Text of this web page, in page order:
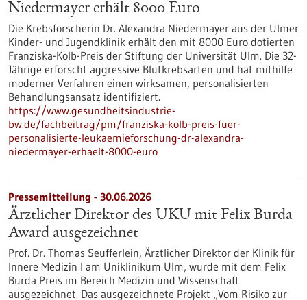
Niedermayer erhält 8000 Euro
Die Krebsforscherin Dr. Alexandra Niedermayer aus der Ulmer
Kinder- und Jugendklinik erhält den mit 8000 Euro dotierten
Franziska-Kolb-Preis der Stiftung der Universität Ulm. Die 32-
Jährige erforscht aggressive Blutkrebsarten und hat mithilfe
moderner Verfahren einen wirksamen, personalisierten
Behandlungsansatz identifiziert.
https://www.gesundheitsindustrie-
bw.de/fachbeitrag/pm/franziska-kolb-preis-fuer-
personalisierte-leukaemieforschung-dr-alexandra-
niedermayer-erhaelt-8000-euro
Pressemitteilung - 30.06.2026
Ärztlicher Direktor des UKU mit Felix Burda
Award ausgezeichnet
Prof. Dr. Thomas Seufferlein, Ärztlicher Direktor der Klinik für
Innere Medizin I am Uniklinikum Ulm, wurde mit dem Felix
Burda Preis im Bereich Medizin und Wissenschaft
ausgezeichnet. Das ausgezeichnete Projekt „Vom Risiko zur